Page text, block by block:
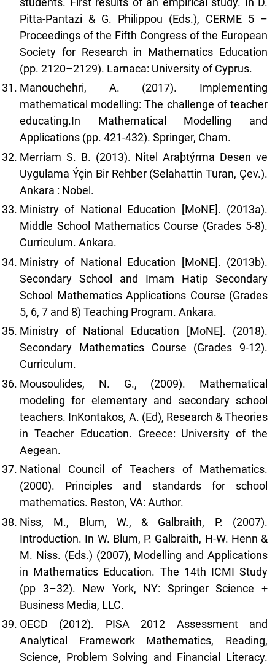
Pitta-Pantazi & G. Philippou (Eds.), CERME 5 –
Proceedings of the Fifth Congress of the European
Society for Research in Mathematics Education
(pp. 2120–2129). Larnaca: University of Cyprus.
Manouchehri, A. (2017). Implementing
mathematical modelling: The challenge of teacher
educating.In Mathematical Modelling and
Applications (pp. 421-432). Springer, Cham.
Merriam S. B. (2013). Nitel Araþtýrma Desen ve
Uygulama Ýçin Bir Rehber (Selahattin Turan, Çev.).
Ankara : Nobel.
Ministry of National Education [MoNE]. (2013a).
Middle School Mathematics Course (Grades 5-8).
Curriculum. Ankara.
Ministry of National Education [MoNE]. (2013b).
Secondary School and Imam Hatip Secondary
School Mathematics Applications Course (Grades
5, 6, 7 and 8) Teaching Program. Ankara.
Ministry of National Education [MoNE]. (2018).
Secondary Mathematics Course (Grades 9-12).
Curriculum.
Mousoulides, N. G., (2009). Mathematical
modeling for elementary and secondary school
teachers. InKontakos, A. (Ed), Research & Theories
in Teacher Education. Greece: University of the
Aegean.
National Council of Teachers of Mathematics.
(2000). Principles and standards for school
mathematics. Reston, VA: Author.
Niss, M., Blum, W., & Galbraith, P. (2007).
Introduction. In W. Blum, P. Galbraith, H-W. Henn &
M. Niss. (Eds.) (2007), Modelling and Applications
in Mathematics Education. The 14th ICMI Study
(pp 3–32). New York, NY: Springer Science +
Business Media, LLC.
OECD (2012). PISA 2012 Assessment and
Analytical Framework Mathematics, Reading,
Science, Problem Solving and Financial Literacy.